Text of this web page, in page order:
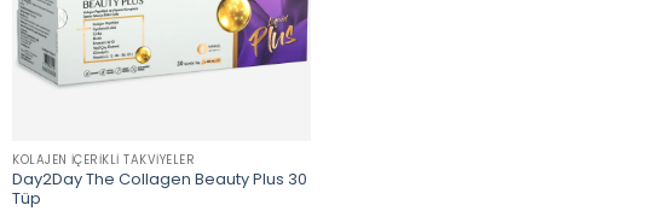
KOLAJEN İÇERIKLI TAKVIYELER
Day2Day The Collagen Beauty Plus 30
Tüp